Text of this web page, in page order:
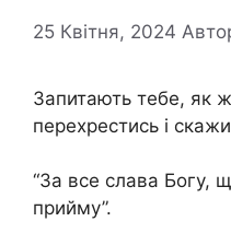
25 Квітня, 2024
Запитають тебе, як
перехрестись і
“За все слава Богу,
прийму”.